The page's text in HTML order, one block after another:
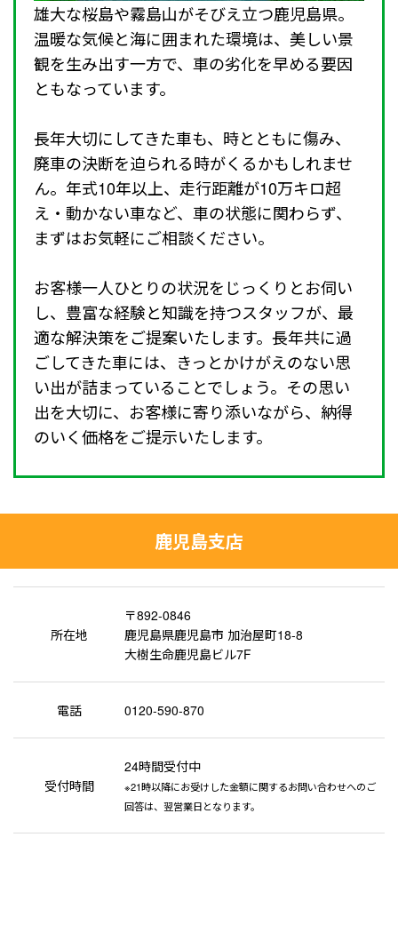
雄大な桜島や霧島山がそびえ立つ鹿児島県。
温暖な気候と海に囲まれた環境は、美しい景
観を生み出す一方で、車の劣化を早める要因
ともなっています。
長年大切にしてきた車も、時とともに傷み、
廃車の決断を迫られる時がくるかもしれませ
ん。年式10年以上、走行距離が10万キロ超
え・動かない車など、車の状態に関わらず、
まずはお気軽にご相談ください。
お客様一人ひとりの状況をじっくりとお伺い
し、豊富な経験と知識を持つスタッフが、最
適な解決策をご提案いたします。長年共に過
ごしてきた車には、きっとかけがえのない思
い出が詰まっていることでしょう。その思い
出を大切に、お客様に寄り添いながら、納得
のいく価格をご提示いたします。
鹿児島支店
所在地
〒892-0846
鹿児島県鹿児島市 加治屋町18-8
大樹生命鹿児島ビル7F
電話 0120-590-870
受付時間
24時間受付中
※21時以降にお受けした金額に関するお問い合わせへのご
回答は、翌営業日となります。